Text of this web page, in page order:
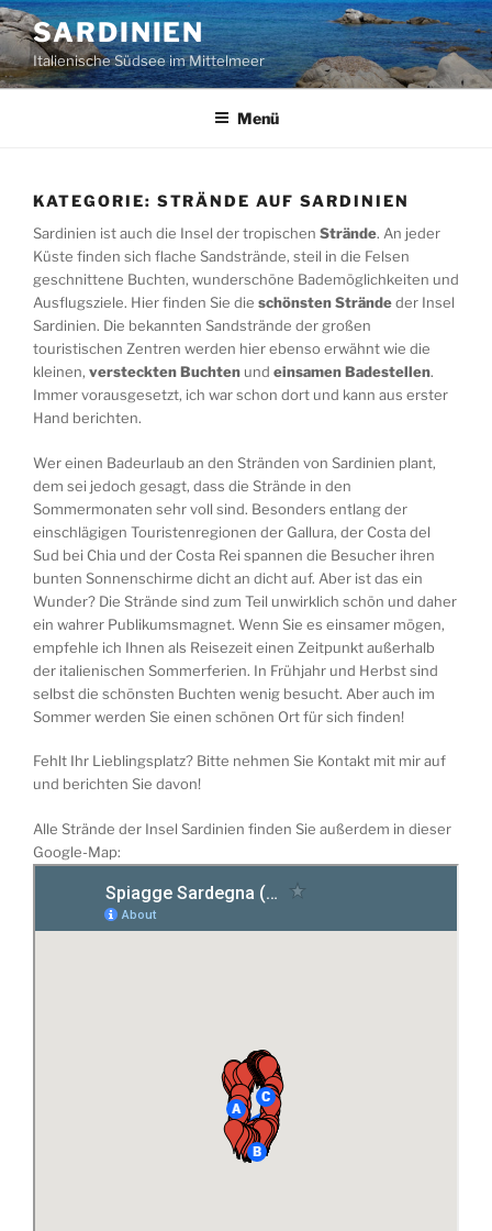
Zum
Inhalt
springen
SARDINIEN
Italienische Südsee im Mittelmeer
Menü
KATEGORIE: STRÄNDE AUF SARDINIEN
Sardinien ist auch die Insel der tropischen Strände. An jeder
Küste finden sich flache Sandstrände, steil in die Felsen
geschnittene Buchten, wunderschöne Bademöglichkeiten und
Ausflugsziele. Hier finden Sie die schönsten Strändeder Insel
Sardinien. Die bekannten Sandstrände der großen
touristischen Zentren werden hier ebenso erwähnt wie die
kleinen, versteckten Buchten und einsamen Badestellen.
Immer vorausgesetzt, ich war schon dort und kann aus erster
Hand berichten.
Wer einen Badeurlaub an den Stränden von Sardinien plant,
dem sei jedoch gesagt, dass die Strände in den
Sommermonaten sehr voll sind. Besonders entlang der
einschlägigen Touristenregionen der Gallura, der Costa del
Sud bei Chia und der Costa Rei spannen die Besucher ihren
bunten Sonnenschirme dicht an dicht auf. Aber ist das ein
Wunder? Die Strände sind zum Teil unwirklich schön und daher
ein wahrer Publikumsmagnet. Wenn Sie es einsamer mögen,
empfehle ich Ihnen als Reisezeit einen Zeitpunkt außerhalb
der italienischen Sommerferien. In Frühjahr und Herbst sind
selbst die schönsten Buchten wenig besucht. Aber auch im
Sommer werden Sie einen schönen Ort für sich finden!
Fehlt Ihr Lieblingsplatz? Bitte nehmen Sie Kontakt mit mir auf
und berichten Sie davon!
Alle Strände der Insel Sardinien finden Sie außerdem in dieser
Google-Map: